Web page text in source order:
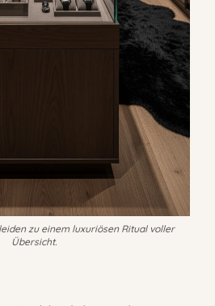
zu einem luxuriösen Ritual voller
Übersicht.